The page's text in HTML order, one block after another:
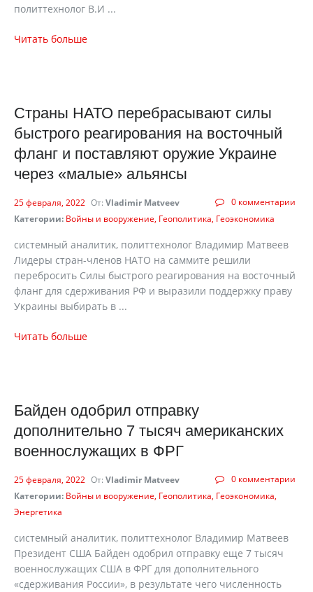
политтехнолог В.И ...
Читать больше
Страны НАТО перебрасывают силы
быстрого реагирования на восточный
фланг и поставляют оружие Украине
через «малые» альянсы
0 комментарии
25 февраля, 2022 От: Vladimir Matveev
Категории: Войны и вооружение Геополитика Геоэкономика
системный аналитик, политтехнолог Владимир Матвеев
Лидеры стран-членов НАТО на саммите решили
перебросить Силы быстрого реагирования на восточный
фланг для сдерживания РФ и выразили поддержку праву
Украины выбирать в ...
Читать больше
Байден одобрил отправку
дополнительно 7 тысяч американских
военнослужащих в ФРГ
0 комментарии
25 февраля, 2022 От: Vladimir Matveev
Категории: Войны и вооружение Геополитика Геоэкономика
Энергетика
системный аналитик, политтехнолог Владимир Матвеев
Президент США Байден одобрил отправку еще 7 тысяч
военнослужащих США в ФРГ для дополнительного
«сдерживания России», в результате чего численность